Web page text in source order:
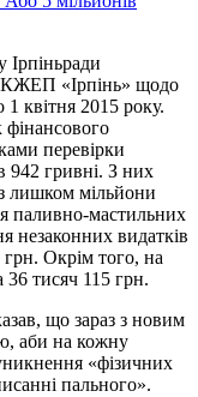
Ірпіньради
КЖЕП «Ірпінь» щодо
1 квітня 2015 року.
фінансового
перевірки
942 гривні. З них
лишком мільйони
паливно-мастильних
незаконних видатків
Окрім того, на
36 тисяч 115 грн.
що зараз з новим
аби на кожну
«фізичних
пального».